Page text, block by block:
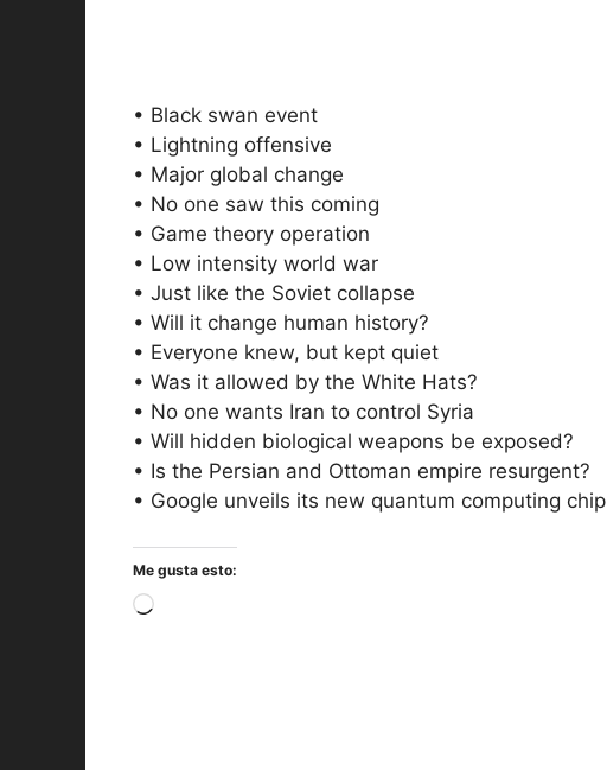
• Black swan event
• Lightning offensive
• Major global change
• No one saw this coming
• Game theory operation
• Low intensity world war
• Just like the Soviet collapse
• Will it change human history?
• Everyone knew, but kept quiet
• Was it allowed by the White Hats?
• No one wants Iran to control Syria
• Will hidden biological weapons be exposed?
• Is the Persian and Ottoman empire resurgent?
• Google unveils its new quantum computing chip
Me gusta esto:
Cargando...